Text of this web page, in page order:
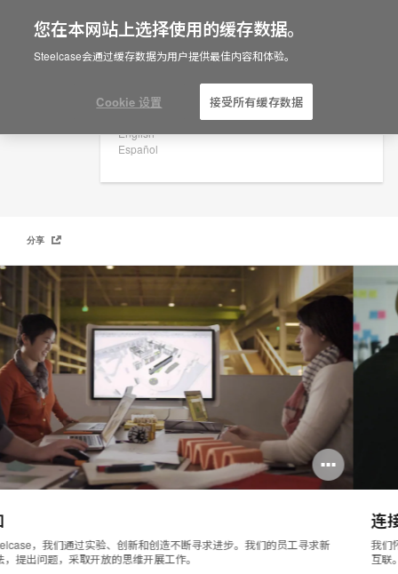
Are you in United States?
English
Español
职业发展
分享
我们怀揣着相同的使命开展工作——努力构建团结，追寻意义，促进人与人的
互联。我们注重多样性，采取切实的行动对人们表现出的差异性表示尊重。
您在本网站上选择使用的缓存数据。
Steelcase会通过缓存数据为用户提供最佳内容和体验。
Cookie 设置 接受所有缓存数据